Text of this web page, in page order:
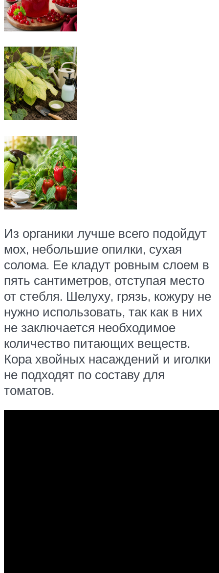
Из органики лучше всего подойдут
мох, небольшие опилки, сухая
солома. Ее кладут ровным слоем в
пять сантиметров, отступая место
от стебля. Шелуху, грязь, кожуру не
нужно использовать, так как в них
не заключается необходимое
количество питающих веществ.
Кора хвойных насаждений и иголки
не подходят по составу для
томатов.